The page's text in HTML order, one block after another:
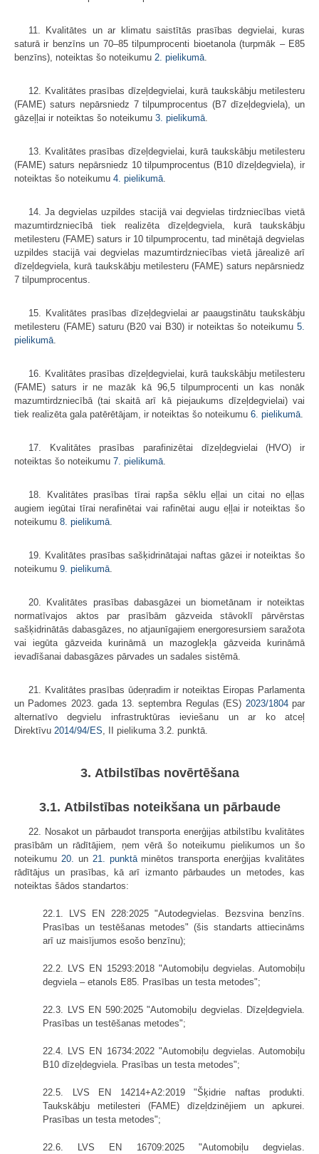
11. Kvalitātes un ar klimatu saistītās prasības degvielai, kuras
saturā ir benzīns un 70–85 tilpumprocenti bioetanola (turpmāk – E85
benzīns), noteiktas šo noteikumu 2. pielikumā
12. Kvalitātes prasības dīzeļdegvielai, kurā taukskābju metilesteru
(FAME) saturs nepārsniedz 7 tilpumprocentus (B7 dīzeļdegviela), un
gāzeļļai ir noteiktas šo noteikumu 3. pielikumā
13. Kvalitātes prasības dīzeļdegvielai, kurā taukskābju metilesteru
(FAME) saturs nepārsniedz 10 tilpumprocentus (B10 dīzeļdegviela), ir
noteiktas šo noteikumu 4. pielikumā
14. Ja degvielas uzpildes stacijā vai degvielas tirdzniecības vietā
mazumtirdzniecībā tiek realizēta dīzeļdegviela, kurā taukskābju
metilesteru (FAME) saturs ir 10 tilpumprocentu, tad minētajā degvielas
uzpildes stacijā vai degvielas mazumtirdzniecības vietā jārealizē arī
dīzeļdegviela, kurā taukskābju metilesteru (FAME) saturs nepārsniedz
7 tilpumprocentus.
15. Kvalitātes prasības dīzeļdegvielai ar paaugstinātu taukskābju
metilesteru (FAME) saturu (B20 vai B30) ir noteiktas šo noteikumu 5.
pielikumā
16. Kvalitātes prasības dīzeļdegvielai, kurā taukskābju metilesteru
(FAME) saturs ir ne mazāk kā 96,5 tilpumprocenti un kas nonāk
mazumtirdzniecībā (tai skaitā arī kā piejaukums dīzeļdegvielai) vai
tiek realizēta gala patērētājam, ir noteiktas šo noteikumu 6. pielikumā
17. Kvalitātes prasības parafinizētai dīzeļdegvielai (HVO) ir
noteiktas šo noteikumu 7. pielikumā
18. Kvalitātes prasības tīrai rapša sēklu eļļai un citai no eļļas
augiem iegūtai tīrai nerafinētai vai rafinētai augu eļļai ir noteiktas šo
noteikumu 8. pielikumā
19. Kvalitātes prasības sašķidrinātajai naftas gāzei ir noteiktas šo
noteikumu 9. pielikumā
20. Kvalitātes prasības dabasgāzei un biometānam ir noteiktas
normatīvajos aktos par prasībām gāzveida stāvoklī pārvērstas
sašķidrinātās dabasgāzes, no atjaunīgajiem energoresursiem saražota
vai iegūta gāzveida kurināmā un mazoglekļa gāzveida kurināmā
ievadīšanai dabasgāzes pārvades un sadales sistēmā.
21. Kvalitātes prasības ūdeņradim ir noteiktas Eiropas Parlamenta
un Padomes 2023. gada 13. septembra Regulas (ES) 2023/1804par
alternatīvo degvielu infrastruktūras ieviešanu un ar ko atceļ
Direktīvu 2014/94/ES , II pielikuma 3.2. punktā.
3. Atbilstības novērtēšana
3.1. Atbilstības noteikšana un pārbaude
22. Nosakot un pārbaudot transporta enerģijas atbilstību kvalitātes
prasībām un rādītājiem, ņem vērā šo noteikumu pielikumos un šo
noteikumu 20. un 21. punktāminētos transporta enerģijas kvalitātes
rādītājus un prasības, kā arī izmanto pārbaudes un metodes, kas
noteiktas šādos standartos:
22.1. LVS EN 228:2025 "Autodegvielas. Bezsvina benzīns.
Prasības un testēšanas metodes" (šis standarts attiecināms
arī uz maisījumos esošo benzīnu);
22.2. LVS EN 15293:2018 "Automobiļu degvielas. Automobiļu
degviela – etanols E85. Prasības un testa metodes";
22.3. LVS EN 590:2025 "Automobiļu degvielas. Dīzeļdegviela.
Prasības un testēšanas metodes";
22.4. LVS EN 16734:2022 "Automobiļu degvielas. Automobiļu
B10 dīzeļdegviela. Prasības un testa metodes";
22.5. LVS EN 14214+A2:2019 "Šķidrie naftas produkti.
Taukskābju metilesteri (FAME) dīzeļdzinējiem un apkurei.
Prasības un testa metodes";
22.6. LVS EN 16709:2025 "Automobiļu degvielas.